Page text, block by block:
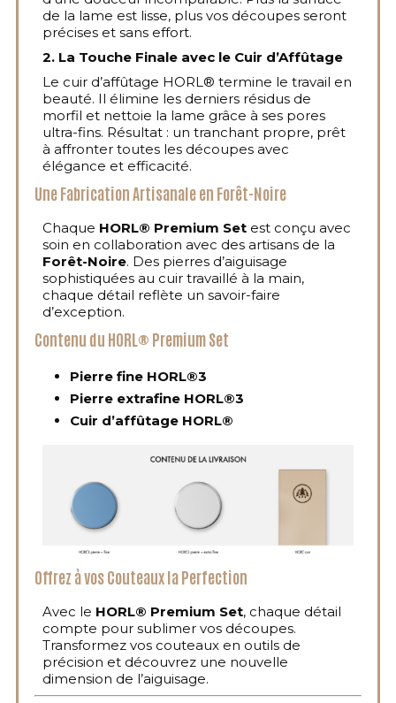
de la lame est lisse, plus vos découpes seront
précises et sans effort.
2. La Touche Finale avec le Cuir d’Affûtage
Le cuir d’affûtage HORL® termine le travail en
beauté. Il élimine les derniers résidus de
morfil et nettoie la lame grâce à ses pores
ultra-fins. Résultat : un tranchant propre, prêt
à affronter toutes les découpes avec
élégance et efficacité.
Une Fabrication Artisanale en Forêt-Noire
Chaque HORL® Premium Set est conçu avec
soin en collaboration avec des artisans de la
Forêt-Noire. Des pierres d’aiguisage
sophistiquées au cuir travaillé à la main,
chaque détail reflète un savoir-faire
d’exception.
Contenu du HORL® Premium Set
Pierre fine HORL®3
Pierre extrafine HORL®3
Cuir d’affûtage HORL®
Offrez à vos Couteaux la Perfection
Avec le HORL® Premium Set, chaque détail
compte pour sublimer vos découpes.
Transformez vos couteaux en outils de
précision et découvrez une nouvelle
dimension de l’aiguisage.